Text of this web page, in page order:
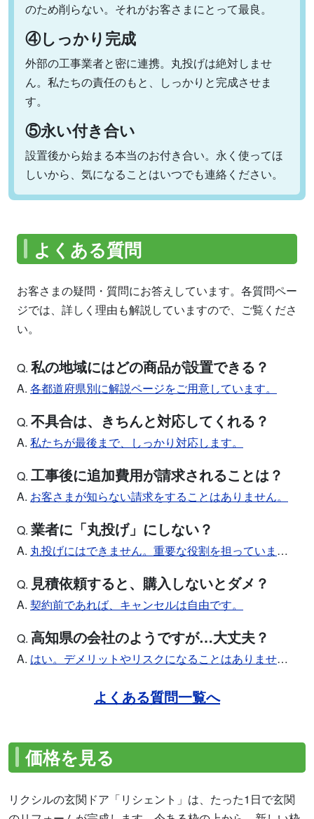
のため削らない。それがお客さまにとって最良。
④しっかり完成
外部の工事業者と密に連携。丸投げは絶対しませ
ん。私たちの責任のもと、しっかりと完成させま
す。
⑤永い付き合い
設置後から始まる本当のお付き合い。永く使ってほ
しいから、気になることはいつでも連絡ください。
よくある質問
お客さまの疑問・質問にお答えしています。各質問ペー
ジでは、詳しく理由も解説していますので、ご覧くださ
い。
Q. 私の地域にはどの商品が設置できる？
A. 各都道府県別に解説ページをご用意しています。
Q. 不具合は、きちんと対応してくれる？
A. 私たちが最後まで、しっかり対応します。
Q. 工事後に追加費用が請求されることは？
A. お客さまが知らない請求をすることはありません。
Q. 業者に「丸投げ」にしない？
A. 丸投げにはできません。重要な役割を担っています。
Q. 見積依頼すると、購入しないとダメ？
A. 契約前であれば、キャンセルは自由です。
Q. 高知県の会社のようですが…大丈夫？
A. はい。デメリットやリスクになることはありません。
よくある質問一覧へ
価格を見る
リクシルの玄関ドア「リシェント」は、たった1日で玄関